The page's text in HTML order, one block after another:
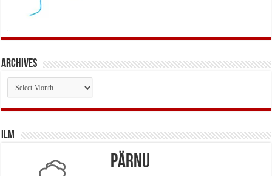
Archives
Archives
Ilm
Pärnu